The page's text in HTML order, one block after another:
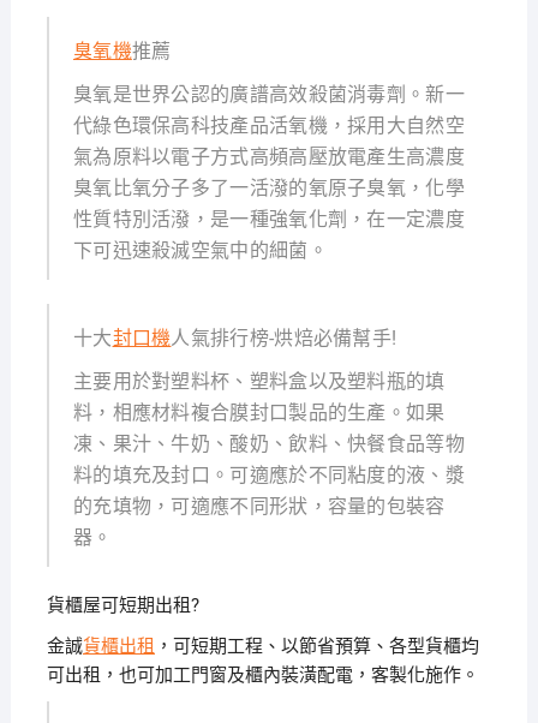
臭氧機推薦
臭氧是世界公認的廣譜高效殺菌消毒劑。新一
代綠色環保高科技產品活氧機，採用大自然空
氣為原料以電子方式高頻高壓放電產生高濃度
臭氧比氧分子多了一活潑的氧原子臭氧，化學
性質特別活潑，是一種強氧化劑，在一定濃度
下可迅速殺滅空氣中的細菌。
十大封口機人氣排行榜-烘焙必備幫手!
主要用於對塑料杯、塑料盒以及塑料瓶的填
料，相應材料複合膜封口製品的生產。如果
凍、果汁、牛奶、酸奶、飲料、快餐食品等物
料的填充及封口。可適應於不同粘度的液、漿
的充填物，可適應不同形狀，容量的包裝容
器。
貨櫃屋可短期出租?
金誠貨櫃出租 ，可短期工程、以節省預算、各型貨櫃均
可出租，也可加工門窗及櫃內裝潢配電，客製化施作。